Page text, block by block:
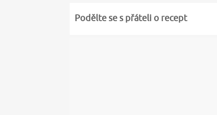
Podělte se s přáteli o recept